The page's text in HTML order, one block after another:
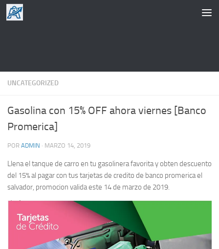
Saltar al contenido
UNCATEGORIZED
Gasolina con 15% OFF ahora viernes [Banco
Promerica]
POR ADMIN · MARZO 14, 2019
Llena el tanque de carro en tu gasolinera favorita y obten descuento
del 15% al pagar con tus tarjetas de credito de banco promerica el
salvador, promocion valida este 14 de marzo de 2019.